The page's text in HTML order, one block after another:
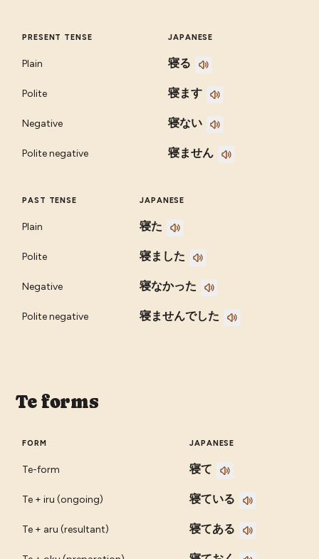
PRESENT TENSE JAPANESE
Plain 寝る
Polite 寝ます
Negative 寝ない
Polite negative 寝ません
PAST TENSE JAPANESE
Plain 寝た
Polite 寝ました
Negative 寝なかった
Polite negative 寝ませんでした
Te forms
FORM JAPANESE
Te-form 寝て
Te + iru (ongoing) 寝ている
Te + aru (resultant) 寝てある